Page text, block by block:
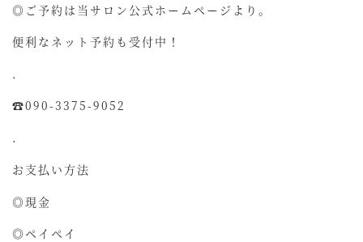
◎ご予約は当サロン公式ホームページより。
便利なネット予約も受付中！
.
☎090-3375-9052
.
お支払い方法
◎現金
◎ペイペイ